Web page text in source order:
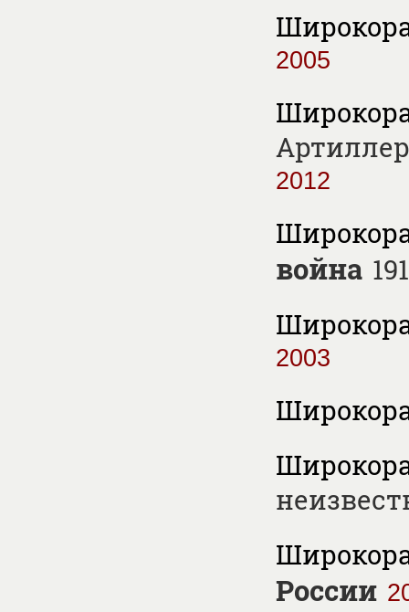
2005
2012
война
2003
России